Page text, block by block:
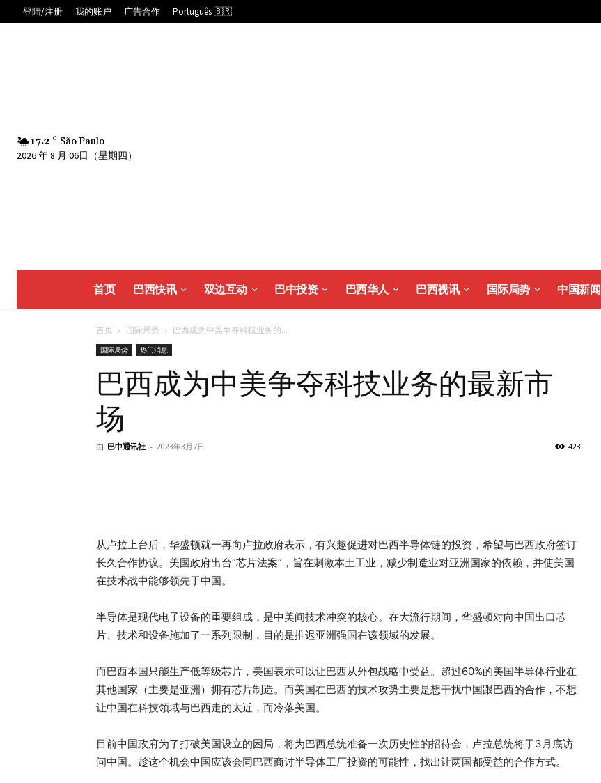
登陆/注册 我的账户 广告合作 Português 🇧🇷
17.2 C São Paulo
2026 年 8 月 06日（星期四）
首页 巴西快讯 双边互动 巴中投资 巴西华人 巴西视讯 国际局势 中国新闻
首页 国际局势 巴西成为中美争夺科技业务的...
国际局势 热门消息
巴西成为中美争夺科技业务的最新市
场
由 巴中通讯社 - 2023年3月7日 423
从卢拉上台后，华盛顿就一再向卢拉政府表示，有兴趣促进对巴西半导体链的投资，希望与巴西政府签订
长久合作协议。美国政府出台“芯片法案”，旨在刺激本土工业，减少制造业对亚洲国家的依赖，并使美国
在技术战中能够领先于中国。
半导体是现代电子设备的重要组成，是中美间技术冲突的核心。在大流行期间，华盛顿对向中国出口芯
片、技术和设备施加了一系列限制，目的是推迟亚洲强国在该领域的发展。
而巴西本国只能生产低等级芯片，美国表示可以让巴西从外包战略中受益。超过60%的美国半导体行业在
其他国家（主要是亚洲）拥有芯片制造。而美国在巴西的技术攻势主要是想干扰中国跟巴西的合作，不想
让中国在科技领域与巴西走的太近，而冷落美国。
目前中国政府为了打破美国设立的困局，将为巴西总统准备一次历史性的招待会，卢拉总统将于3月底访
问中国。趁这个机会中国应该会同巴西商讨半导体工厂投资的可能性，找出让两国都受益的合作方式。